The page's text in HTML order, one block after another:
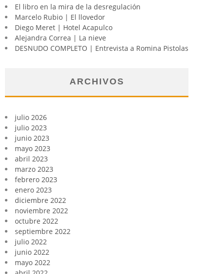
El libro en la mira de la desregulación
Marcelo Rubio | El llovedor
Diego Meret | Hotel Acapulco
Alejandra Correa | La nieve
DESNUDO COMPLETO | Entrevista a Romina Pistolas
ARCHIVOS
julio 2026
julio 2023
junio 2023
mayo 2023
abril 2023
marzo 2023
febrero 2023
enero 2023
diciembre 2022
noviembre 2022
octubre 2022
septiembre 2022
julio 2022
junio 2022
mayo 2022